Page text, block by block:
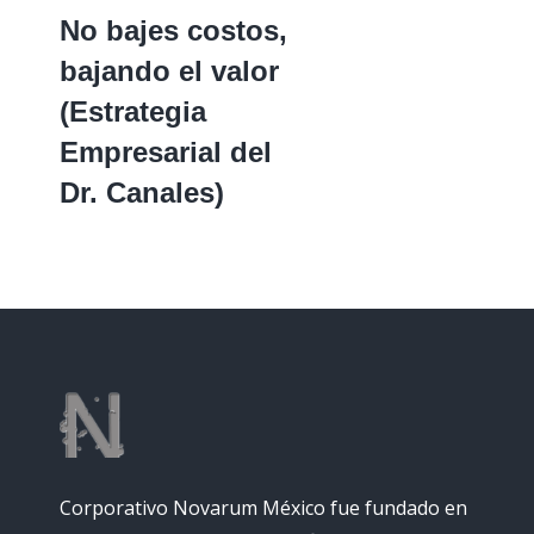
No bajes costos,
bajando el valor
(Estrategia
Empresarial del
Dr. Canales)
Corporativo Novarum México fue fundado en